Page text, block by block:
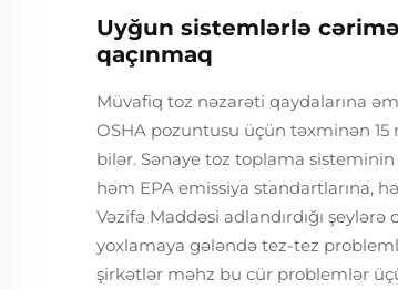
Uyğun sistemlərlə
qaçınmaq
Müvafiq toz nəzarəti qaydalarına
OSHA pozuntusu üçün təxminən 15
bilər. Sənaye toz toplama
həm EPA emissiya standartlarına,
Vəzifə Maddəsi adlandırdığı
yoxlamaya gələndə tez-tez
şirkətlər məhz bu cür problemlər